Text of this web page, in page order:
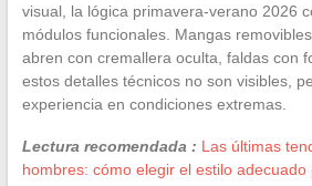
visual, la lógica primavera-verano 2026
módulos funcionales. Mangas
abren con cremallera oculta, faldas con
estos detalles técnicos no son visibles,
experiencia en condiciones extremas.
Lectura recomendada : Las últimas
hombres: cómo elegir el estilo adecuado